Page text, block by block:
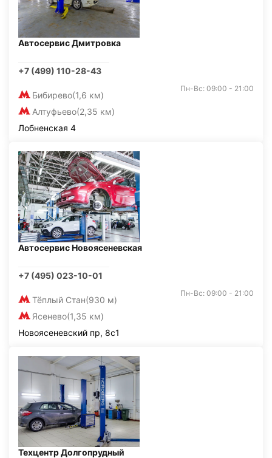
Автосервис Дмитровка
+7 (499) 110-28-43
Бибирево(1,6 км)
Алтуфьево(2,35 км)
Пн-Вс: 09:00 - 21:00
Лобненская 4
Автосервис Новоясеневская
+7 (495) 023-10-01
Тёплый Стан(930 м)
Ясенево(1,35 км)
Пн-Вс: 09:00 - 21:00
Новоясеневский пр, 8с1
Техцентр Долгопрудный